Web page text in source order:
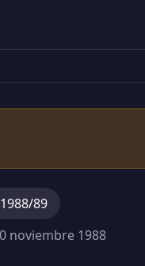
1988/89
noviembre 1988